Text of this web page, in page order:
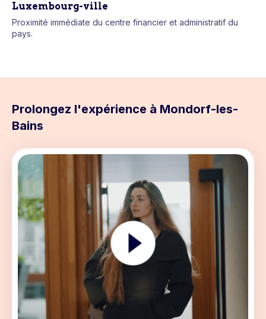
Luxembourg-ville
Proximité immédiate du centre financier et administratif du
pays.
Prolongez l'expérience à Mondorf-les-
Bains